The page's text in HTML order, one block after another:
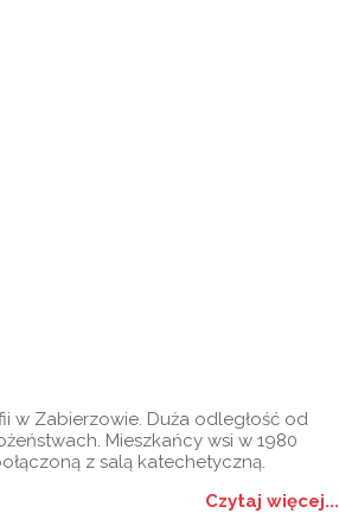
w Zabierzowie. Duża odległość od
Mieszkańcy wsi w 1980
z salą katechetyczną.
Czytaj więcej...